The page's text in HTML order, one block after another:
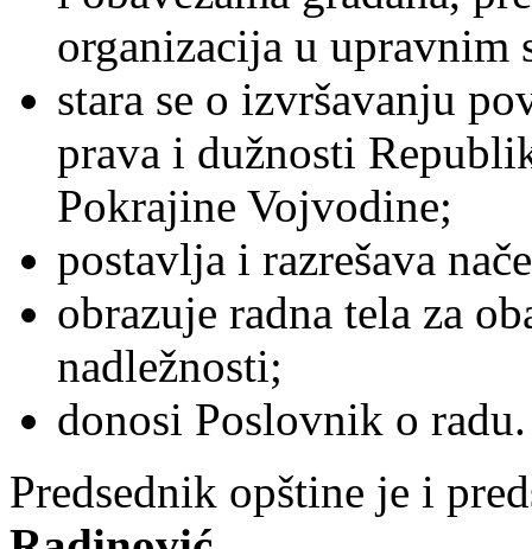
organizacija u upravnim
stara se o izvršavanju
prava i dužnosti
Pokrajine Vojvodine;
postavlja i razrešava
obrazuje radna tela za
nadležnosti;
donosi Poslovnik o radu.
Predsednik opštine je i